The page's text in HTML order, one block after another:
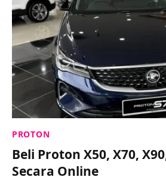
PROTON
Beli Proton X50, X70,
Secara Online